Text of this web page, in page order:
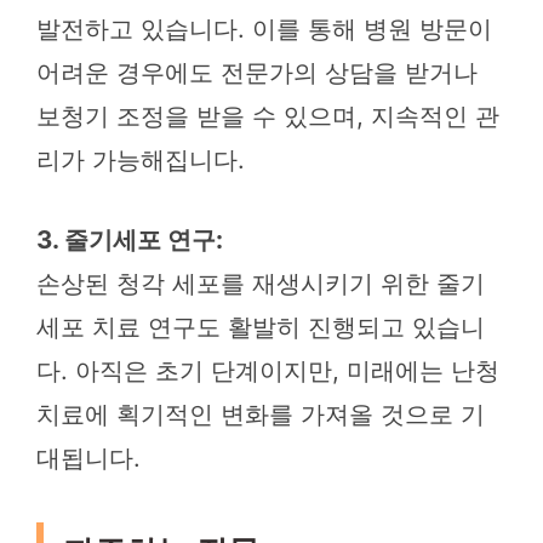
발전하고 있습니다. 이를 통해 병원 방문이
어려운 경우에도 전문가의 상담을 받거나
보청기 조정을 받을 수 있으며, 지속적인 관
리가 가능해집니다.
3. 줄기세포 연구:
손상된 청각 세포를 재생시키기 위한 줄기
세포 치료 연구도 활발히 진행되고 있습니
다. 아직은 초기 단계이지만, 미래에는 난청
치료에 획기적인 변화를 가져올 것으로 기
대됩니다.